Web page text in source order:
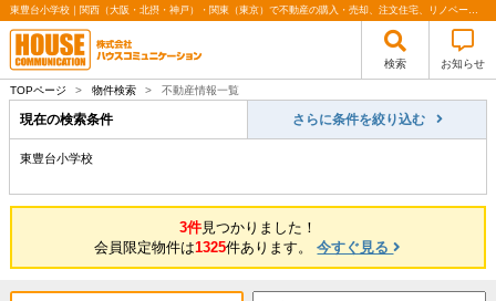
東豊台小学校｜関西（大阪・北摂・神戸）・関東（東京）で不動産の購入・売却、注文住宅、リノベーションの事なら株式会社ハウスコミュニケーション
検索 お知らせ
TOPページ > 物件検索 > 不動産情報一覧
現在の検索条件 さらに条件を絞り込む
東豊台小学校
3件見つかりました！
会員限定物件は1325件あります。今すぐ見る